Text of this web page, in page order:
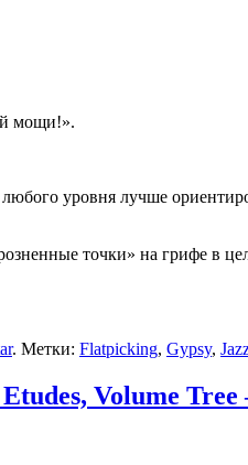
мощи!».
уровня лучше
точки» на грифе
. Метки: Flatpicking, Gypsy,
Volume